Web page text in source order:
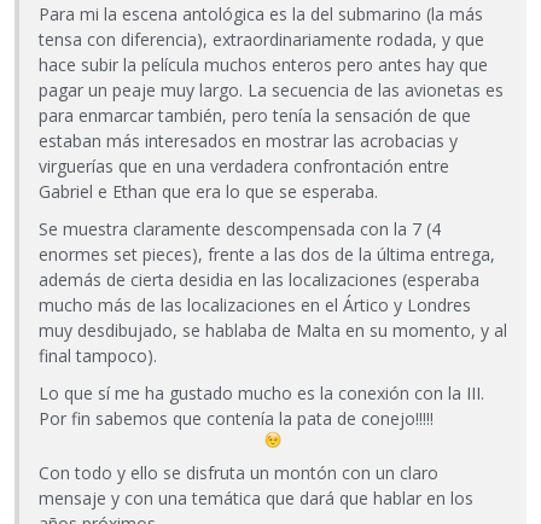
Para mi la escena antológica es la del submarino (la más
tensa con diferencia), extraordinariamente rodada, y que
hace subir la película muchos enteros pero antes hay que
pagar un peaje muy largo. La secuencia de las avionetas es
para enmarcar también, pero tenía la sensación de que
estaban más interesados en mostrar las acrobacias y
virguerías que en una verdadera confrontación entre
Gabriel e Ethan que era lo que se esperaba.
Se muestra claramente descompensada con la 7 (4
enormes set pieces), frente a las dos de la última entrega,
además de cierta desidia en las localizaciones (esperaba
mucho más de las localizaciones en el Ártico y Londres
muy desdibujado, se hablaba de Malta en su momento, y al
final tampoco).
Lo que sí me ha gustado mucho es la conexión con la III.
Por fin sabemos que contenía la pata de conejo!!!!!
Con todo y ello se disfruta un montón con un claro
mensaje y con una temática que dará que hablar en los